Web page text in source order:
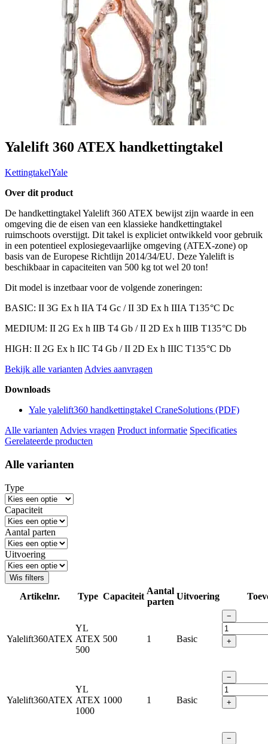
Yalelift 360 ATEX handkettingtakel
KettingtakelYale
Over dit product
De handkettingtakel Yalelift 360 ATEX bewijst zijn waarde in een
omgeving die de eisen van een klassieke handkettingtakel
ruimschoots overstijgt. Dit takel is expliciet ontwikkeld voor gebruik
in een potentieel explosiegevaarlijke omgeving (ATEX-zone) op
basis van de Europese Richtlijn 2014/34/EU. Deze Yalelift is
beschikbaar in capaciteiten van 500 kg tot wel 20 ton!
Dit model is inzetbaar voor de volgende zoneringen:
BASIC: II 3G Ex h IIA T4 Gc / II 3D Ex h IIIA T135 °C Dc
MEDIUM: II 2G Ex h IIB T4 Gb / II 2D Ex h IIIB T135 °C Db
HIGH: II 2G Ex h IIC T4 Gb / II 2D Ex h IIIC T135 °C Db
Bekijk alle varianten Advies aanvragen
Downloads
Yale yalelift360 handkettingtakel CraneSolutions (PDF)
Alle varianten Advies vragen Product informatie Specificaties
Gerelateerde producten
Alle varianten
Type
Capaciteit
Aantal parten
Uitvoering
Wis filters
Artikelnr. Type Capaciteit
Aantal
parten
Uitvoering
Yalelift360ATEX
YL
ATEX
500
500 1 Basic
−
+
Yalelift360ATEX
YL
ATEX
1000
1000 1 Basic
−
+
−